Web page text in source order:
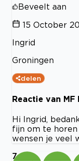
Beveelt aan
15 October
Ingrid
Groningen
delen
Reactie van MF
Hi Ingrid,
fijn om te
wensen je veel
7